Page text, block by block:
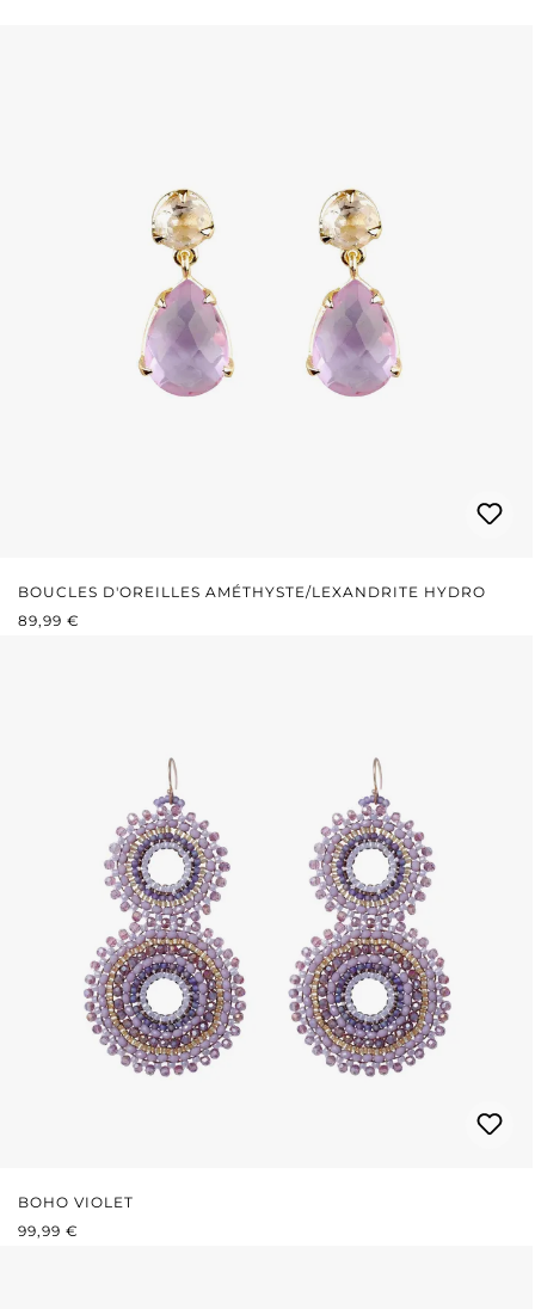
BOUCLES D'OREILLES AMÉTHYSTE/LEXANDRITE HYDRO
PRIX RÉGULIER :
89,99 €
BOHO VIOLET
PRIX RÉGULIER :
99,99 €